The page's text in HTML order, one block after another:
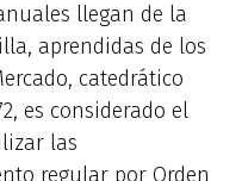
llegan de la
aprendidas de los
catedrático
es considerado el
las
regular por Orden